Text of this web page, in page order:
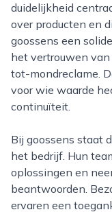
duidelijkheid
over producten en
goossens een
het vertrouwen
tot-mondreclame.
voor wie waarde
continuïteit.
Bij goossens staat de klant niet tegenover, maar naast
het bedrijf. Hun
oplossingen en
beantwoorden.
ervaren een